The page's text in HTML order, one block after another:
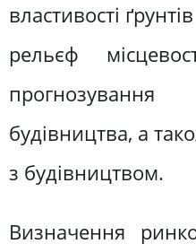
властивості
рельєф
будівництва, а
з будівництвом.
Визначення